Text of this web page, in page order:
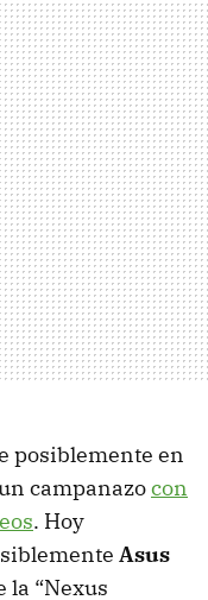
posiblemente en
campanazocon
. Hoy
Asus
la “Nexus